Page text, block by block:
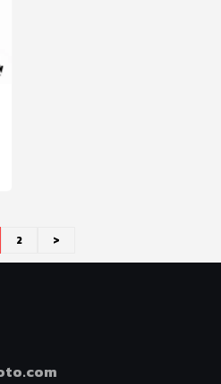
2 >